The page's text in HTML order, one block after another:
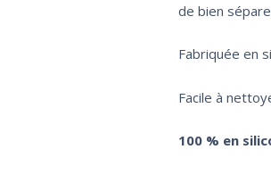
de bien
Fabriquée en
Facile à
100 % en